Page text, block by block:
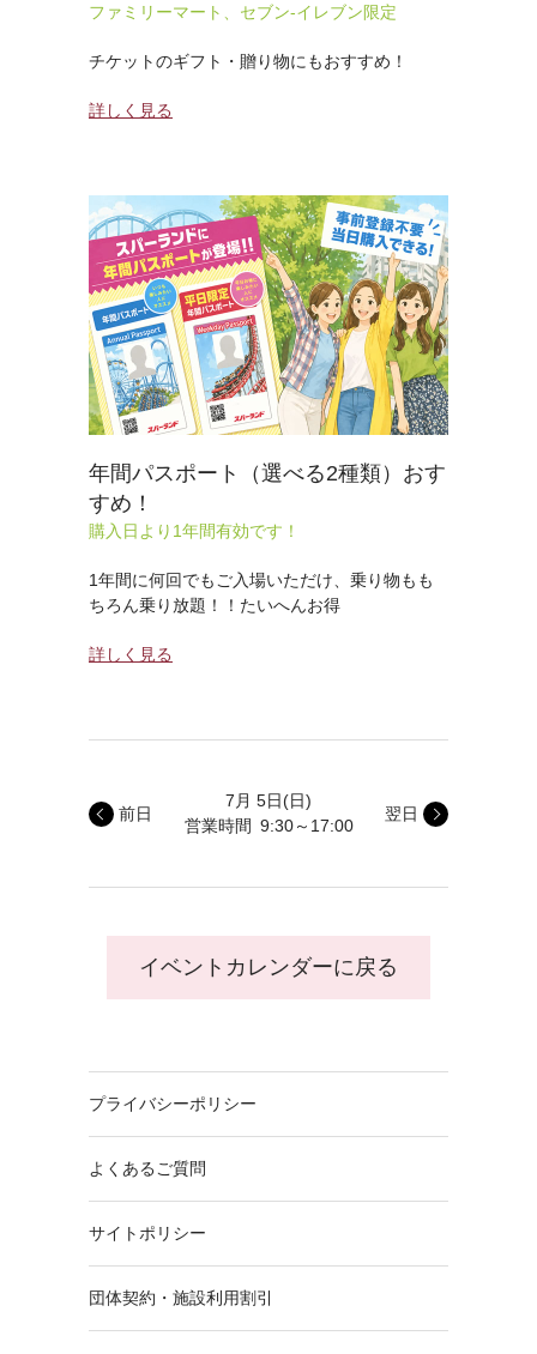
ファミリーマート、セブン-イレブン限定
チケットのギフト・贈り物にもおすすめ！
詳しく見る
年間パスポート（選べる2種類）おす
すめ！
購入日より1年間有効です！
1年間に何回でもご入場いただけ、乗り物もも
ちろん乗り放題！！たいへんお得
詳しく見る
7月 5日(日)
営業時間 9:30～17:00
前日 翌日
イベントカレンダーに戻る
プライバシーポリシー
よくあるご質問
サイトポリシー
団体契約・施設利用割引